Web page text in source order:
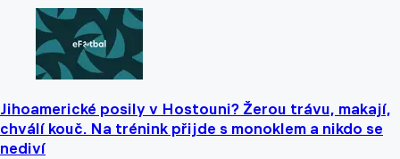
Jihoamerické posily v Hostouni? Žerou trávu, makají,
chválí kouč. Na trénink přijde s monoklem a nikdo se
nediví